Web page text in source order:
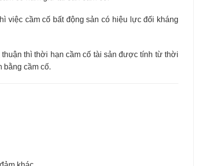
việc cầm cố bất động sản có hiệu lực đối kháng
thì thời hạn cầm cố tài sản được tính từ thời
bằng cầm cố.